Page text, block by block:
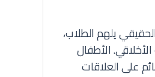
يلهم الطلاب،
الأطفال
على العلاقات